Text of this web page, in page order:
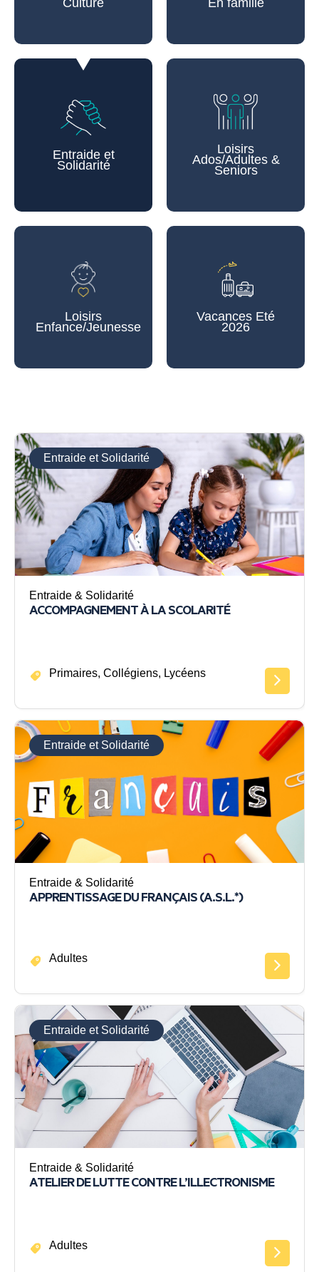
Culture En famille
Entraide et
Solidarité
Loisirs
Ados/Adultes &
Seniors
Loisirs
Enfance/Jeunesse
Vacances Eté
2026
Entraide et Solidarité
Entraide & Solidarité
ACCOMPAGNEMENT À LA SCOLARITÉ
Primaires, Collégiens, Lycéens
Entraide et Solidarité
Entraide & Solidarité
APPRENTISSAGE DU FRANÇAIS (A.S.L.*)
Adultes
Entraide et Solidarité
Entraide & Solidarité
ATELIER DE LUTTE CONTRE L’ILLECTRONISME
Adultes